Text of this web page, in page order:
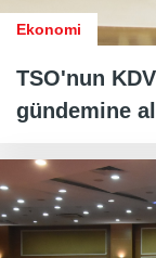
Ekonomi
TSO'nun
gündemine